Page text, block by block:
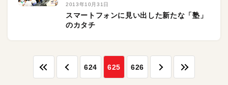
2013年10月31日
スマートフォンに見い出した新たな「塾」
のカタチ
624 625 626